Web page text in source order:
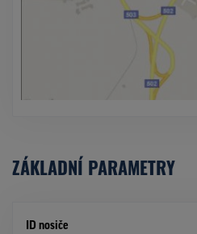
ZÁKLADNÍ PARAMETRY
ID nosiče